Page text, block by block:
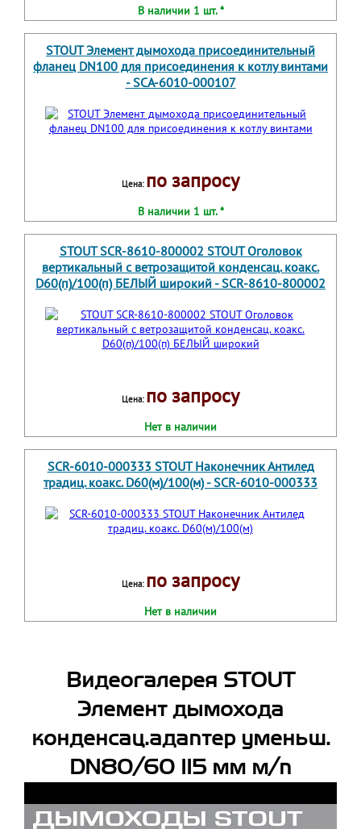
В наличии 1 шт. *
STOUT Элемент дымохода присоединительный
фланец DN100 для присоединения к котлу винтами
- SCA-6010-000107
Цена: по запросу
В наличии 1 шт. *
STOUT SCR-8610-800002 STOUT Оголовок
вертикальный с ветрозащитой конденсац. коакс.
D60(п)/100(п) БЕЛЫЙ широкий - SCR-8610-800002
Цена: по запросу
Нет в наличии
SCR-6010-000333 STOUT Наконечник Антилед
традиц. коакс. D60(м)/100(м) - SCR-6010-000333
Цена: по запросу
Нет в наличии
Видеогалерея STOUT
Элемент дымохода
конденсац.адаптер уменьш.
DN80/60 115 мм м/п